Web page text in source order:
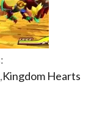
,Kingdom Hearts